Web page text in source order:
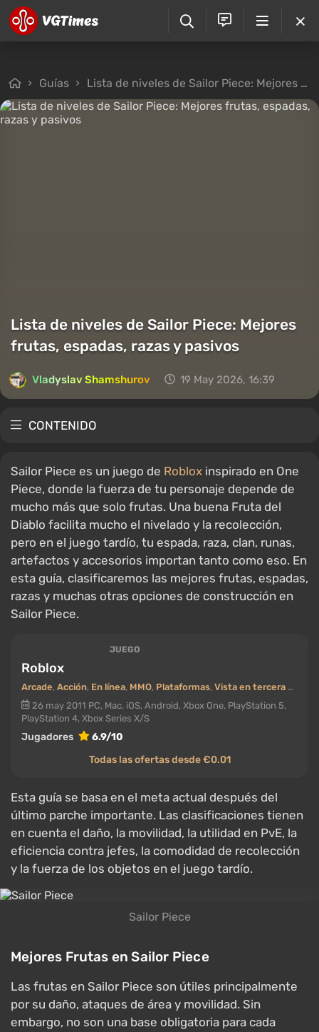
Guías Lista de niveles de Sailor Piece: Mejores frutas, espadas, razas y pasivos
Lista de niveles de Sailor Piece: Mejores
frutas, espadas, razas y pasivos
Vladyslav Shamshurov 19 May 2026, 16:39
CONTENIDO
Sailor Piece es un juego de Roblox inspirado en One
Piece, donde la fuerza de tu personaje depende de
mucho más que solo frutas. Una buena Fruta del
Diablo facilita mucho el nivelado y la recolección,
pero en el juego tardío, tu espada, raza, clan, runas,
artefactos y accesorios importan tanto como eso. En
esta guía, clasificaremos las mejores frutas, espadas,
razas y muchas otras opciones de construcción en
Sailor Piece.
JUEGO
Roblox
Arcade, Acción, En línea, MMO, Plataformas, Vista en tercera persona
26 may 2011 PC, Mac, iOS, Android, Xbox One, PlayStation 5,
PlayStation 4, Xbox Series X/S
Jugadores
6.9/10
Todas las ofertas desde €0.01
Esta guía se basa en el meta actual después del
último parche importante. Las clasificaciones tienen
en cuenta el daño, la movilidad, la utilidad en PvE, la
eficiencia contra jefes, la comodidad de recolección
y la fuerza de los objetos en el juego tardío.
Sailor Piece
Mejores Frutas en Sailor Piece
Las frutas en Sailor Piece son útiles principalmente
por su daño, ataques de área y movilidad. Sin
embargo, no son una base obligatoria para cada